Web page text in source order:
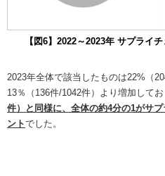
【図6】2022～2023年 サプライ
2023年全体で該当したものは22%（
13％（136件/1042件）より増加してお
件）と同様に、全体の約4分の1がサ
ントでした。